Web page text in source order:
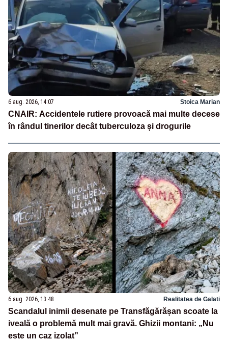
6 aug. 2026, 14:07 Stoica Marian
CNAIR: Accidentele rutiere provoacă mai multe decese
în rândul tinerilor decât tuberculoza și drogurile
6 aug. 2026, 13:48 Realitatea de Galati
Scandalul inimii desenate pe Transfăgărășan scoate la
iveală o problemă mult mai gravă. Ghizii montani: „Nu
este un caz izolat”